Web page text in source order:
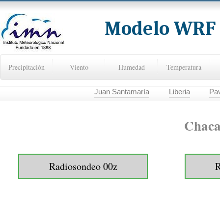
Modelo WRF
Precipitación Viento Humedad Temperatura
Juan Santamaría Liberia
Radiosondeo 00z